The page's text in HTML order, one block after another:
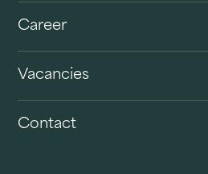
Career
Vacancies
Contact